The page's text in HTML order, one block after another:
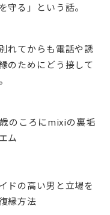
守る」という話。
れてからも電話や誘
のためにどう接して
のころにmixiの裏垢
ム
ドの高い男と立場を
縁方法